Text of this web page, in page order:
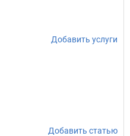
Добавить услуги
Добавить статью